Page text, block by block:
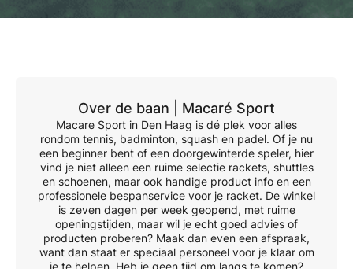
Over de baan | Macaré Sport
Macare Sport in Den Haag is dé plek voor alles
rondom tennis, badminton, squash en padel. Of je nu
een beginner bent of een doorgewinterde speler, hier
vind je niet alleen een ruime selectie rackets, shuttles
en schoenen, maar ook handige product info en een
professionele bespanservice voor je racket. De winkel
is zeven dagen per week geopend, met ruime
openingstijden, maar wil je echt goed advies of
producten proberen? Maak dan even een afspraak,
want dan staat er speciaal personeel voor je klaar om
je te helpen. Heb je geen tijd om langs te komen?